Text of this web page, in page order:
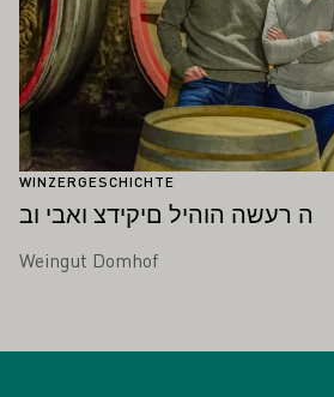
WINZERGESCHICHTE
ה רעשה הוהיל םיקידצ ואבי וב
Weingut Domhof